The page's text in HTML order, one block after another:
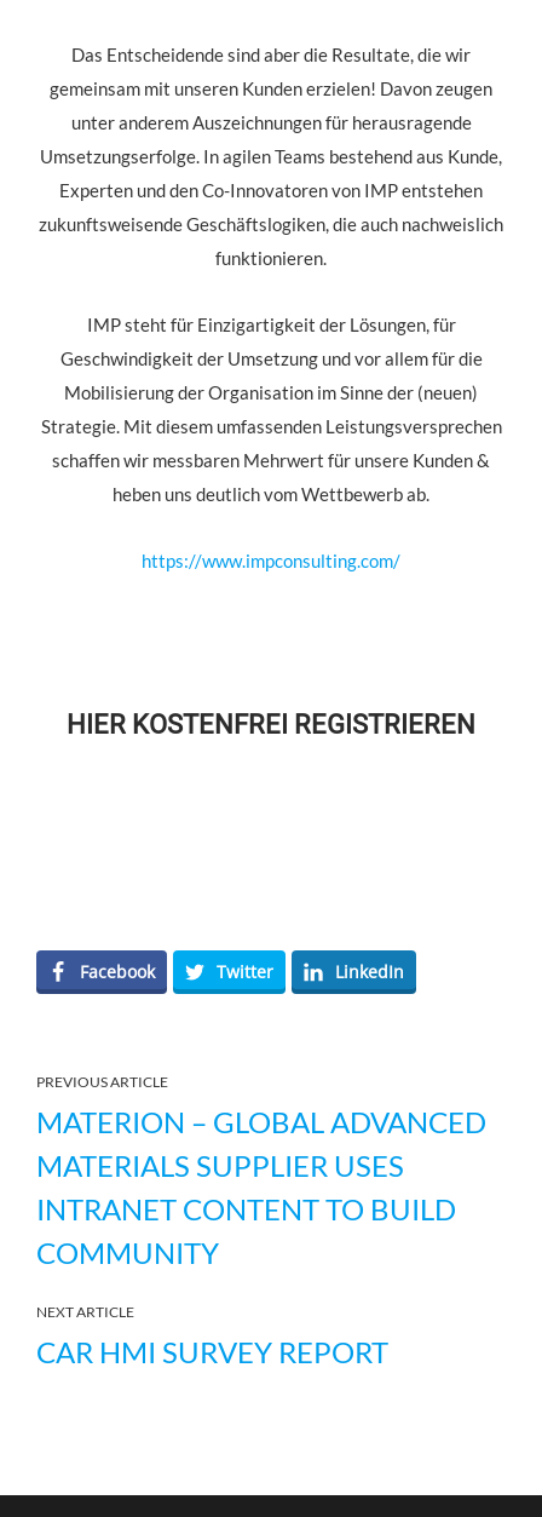
Das Entscheidende sind aber die Resultate, die wir
gemeinsam mit unseren Kunden erzielen! Davon zeugen
unter anderem Auszeichnungen für herausragende
Umsetzungserfolge. In agilen Teams bestehend aus Kunde,
Experten und den Co-Innovatoren von IMP entstehen
zukunftsweisende Geschäftslogiken, die auch nachweislich
funktionieren.
IMP steht für Einzigartigkeit der Lösungen, für
Geschwindigkeit der Umsetzung und vor allem für die
Mobilisierung der Organisation im Sinne der (neuen)
Strategie. Mit diesem umfassenden Leistungsversprechen
schaffen wir messbaren Mehrwert für unsere Kunden &
heben uns deutlich vom Wettbewerb ab.
https://www.impconsulting.com/
HIER KOSTENFREI REGISTRIEREN
Facebook Twitter LinkedIn
PREVIOUS ARTICLE
MATERION – GLOBAL ADVANCED
MATERIALS SUPPLIER USES
INTRANET CONTENT TO BUILD
COMMUNITY
NEXT ARTICLE
CAR HMI SURVEY REPORT